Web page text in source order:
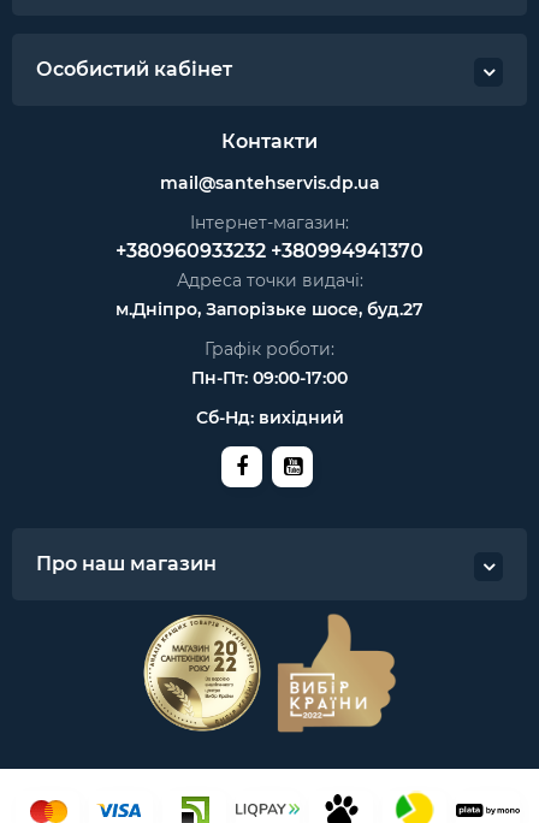
Особистий кабінет
Контакти
mail@santehservis.dp.ua
Інтернет-магазин:
+380960933232 +380994941370
Адреса точки видачі:
м.Дніпро, Запорізьке шосе, буд.27
Графік роботи:
Пн-Пт: 09:00-17:00
Сб-Нд: вихідний
Про наш магазин